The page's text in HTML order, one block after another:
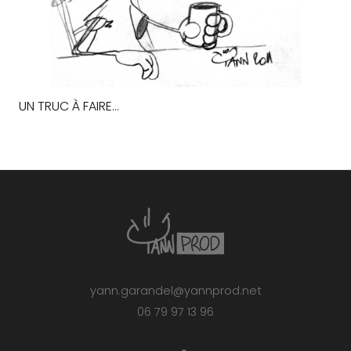
UN TRUC À FAIRE…
yann.garandel@yannprod.net
06 79 97 13 96